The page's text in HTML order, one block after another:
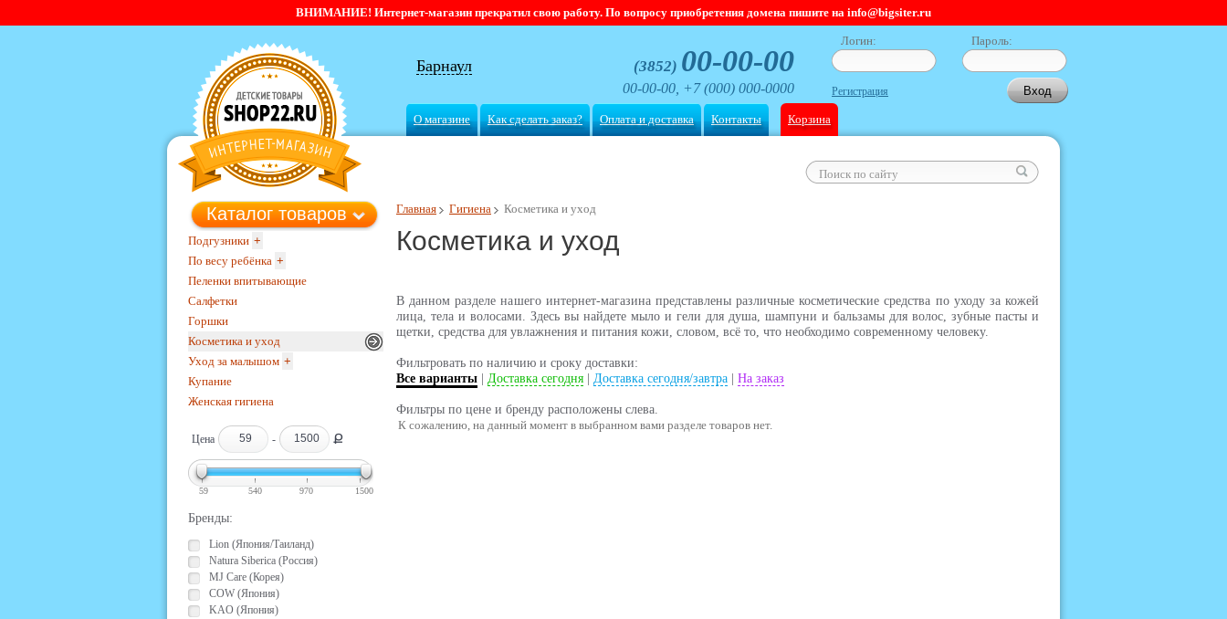
ВНИМАНИЕ! Интернет-магазин прекратил свою работу. По вопросу приобретения домена пишите на info@bigsiter.ru
Барнаул (3852) 00-00-00
00-00-00, +7 (000) 000-0000
Логин: Пароль:
Регистрация
О магазине Как сделать заказ? Оплата и доставка Контакты Корзина
Главная Гигиена Косметика и уход
Косметика и уход
В данном разделе нашего интернет-магазина представлены различные косметические средства по уходу за кожей
лица, тела и волосами. Здесь вы найдете мыло и гели для душа, шампуни и бальзамы для волос, зубные пасты и
щетки, средства для увлажнения и питания кожи, словом, всё то, что необходимо современному человеку.
Фильтровать по наличию и сроку доставки:
Все варианты
Доставка сегодня Доставка сегодня/завтра На заказ
Фильтры по цене и бренду расположены слева.
Каталог товаров
Подгузники +
По весу ребёнка +
Пеленки впитывающие
Салфетки
Горшки
Косметика и уход
Уход за малышом +
Купание
Женская гигиена
Цена - Ք
59 540 970 1500
Бренды:
Lion (Япония/Таиланд)
Natura Siberica (Россия)
MJ Care (Корея)
COW (Япония)
KAO (Япония)
К сожалению, на данный момент в выбранном вами разделе товаров нет.